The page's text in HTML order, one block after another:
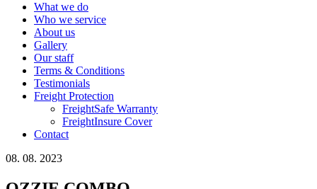
What we do
Who we service
About us
Gallery
Our staff
Terms & Conditions
Testimonials
Freight Protection
FreightSafe Warranty
FreightInsure Cover
Contact
08. 08. 2023